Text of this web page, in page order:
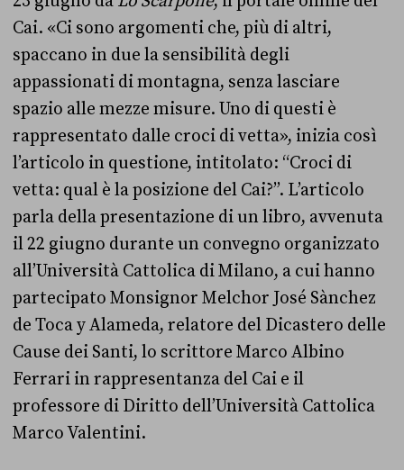
Cai. «Ci sono argomenti che, più di altri,
spaccano in due la sensibilità degli
appassionati di montagna, senza lasciare
spazio alle mezze misure. Uno di questi è
rappresentato dalle croci di vetta», inizia così
l’articolo in questione, intitolato: “Croci di
vetta: qual è la posizione del Cai?”. L’articolo
parla della presentazione di un libro, avvenuta
il 22 giugno durante un convegno organizzato
all’Università Cattolica di Milano, a cui hanno
partecipato Monsignor Melchor José Sànchez
de Toca y Alameda, relatore del Dicastero delle
Cause dei Santi, lo scrittore Marco Albino
Ferrari in rappresentanza del Cai e il
professore di Diritto dell’Università Cattolica
Marco Valentini.